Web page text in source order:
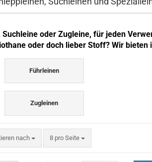
Suchleine oder Zugleine, für jeden
oder doch lieber Stoff? Wir
Führleinen
Zugleinen
nach
nach 8 pro Seite
pro Seite